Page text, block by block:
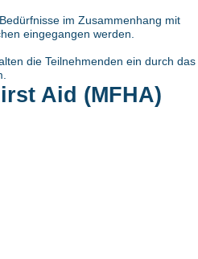
im Zusammenhang mit
eingegangen werden.
die Teilnehmenden ein durch das
Aid (MFHA)